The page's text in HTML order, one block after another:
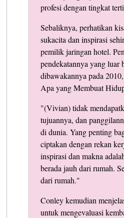
profesi dengan tingkat
Sebaliknya, perhatikan
sukacita dan inspirasi
pemilik jaringan hotel.
pendekatannya yang luar
dibawakannya pada 2010,
Apa yang Membuat
"(Vivian) tidak
tujuannya, dan
di dunia. Yang penting
ciptakan dengan rekan
inspirasi dan makna
berada jauh dari rumah.
dari rumah."
Conley kemudian
untuk mengevaluasi